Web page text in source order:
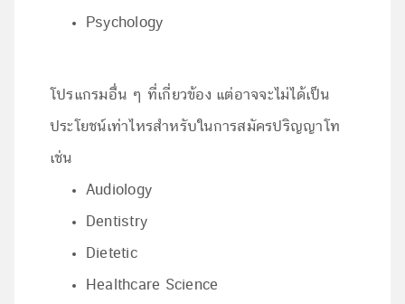
Psychology
โปรแกรมอื่น ๆ ที่เกี่ยวข้อง แต่อาจจะไม่ได้เป็น
ประโยชน์เท่าไหรสำหรับในการสมัครปริญญาโท
เช่น
Audiology
Dentistry
Dietetic
Healthcare Science